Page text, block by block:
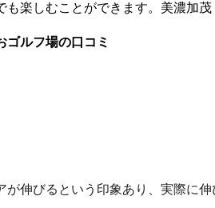
楽しむことができます。美濃加茂
ゴルフ場の口コミ
が伸びるという印象あり、実際に伸